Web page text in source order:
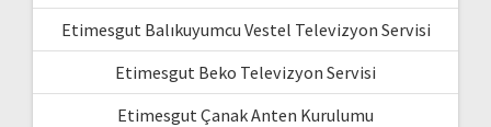
Etimesgut Balıkuyumcu Vestel Televizyon Servisi
Etimesgut Beko Televizyon Servisi
Etimesgut Çanak Anten Kurulumu